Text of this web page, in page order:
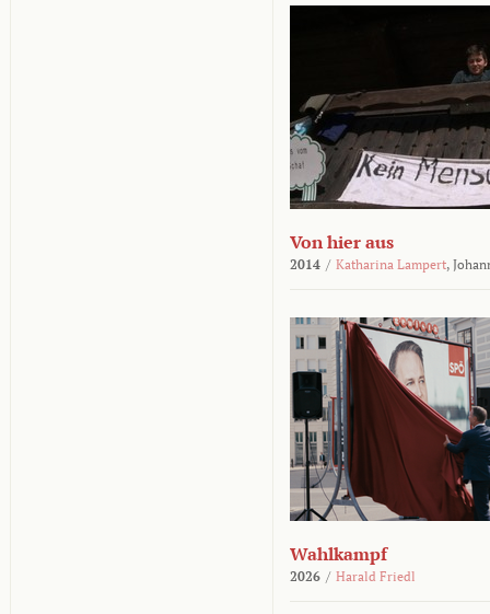
Von hier aus
2014 / Katharina Lampert,
Wahlkampf
2026 / Harald Friedl